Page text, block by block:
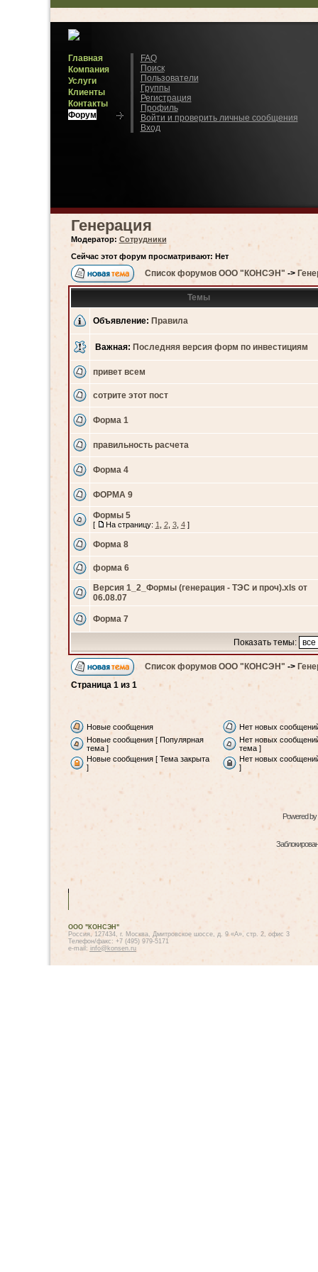
Главная
Компания
Услуги
Клиенты
Контакты
Форум
FAQ
Поиск
Пользователи
Группы
Регистрация
Профиль
Войти и проверить личные сообщения
Вход
Генерация
Модератор: Сотрудники
Сейчас этот форум просматривают: Нет
Список форумов ООО "КОНСЭН" ->
Темы
Объявление: Правила
Важная: Последняя версия форм по инвестициям
привет всем
сотрите этот пост
Форма 1
правильность расчета
Форма 4
ФОРМА 9
Формы 5
[ На страницу: 1 2, 3, 4]
Форма 8
форма 6
Версия 1_2_Формы (генерация - ТЭС и проч).xls от
06.08.07
Форма 7
Показать темы:
Список форумов ООО "КОНСЭН" ->
Страница 1из 1
Новые сообщения
Нет новых
Новые сообщения [ Популярная
тема ]
Нет новых
тема ]
Новые сообщения [ Тема закрыта
]
Нет новых
]
Powered by
ООО "КОНСЭН"
Россия, 127434, г. Москва, Дмитровское шоссе, д. 9 «А», стр. 2, офис 3
Телефон/факс: +7 (495) 979-5171
e-mail: info@konsen.ru